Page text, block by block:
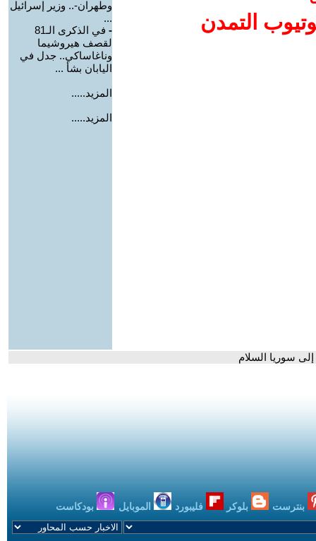
التمدن
وطهران-.. وزير إسرائيل
...
-
في الذكرى الـ81
لقصف هيروشيما
وناغاساكي.. جدل في
اليابان بشأ ...
المزيد.....
المزيد.....
سوريا السلام
بنترست بلوكر فليبورد الموبايل بودكاست